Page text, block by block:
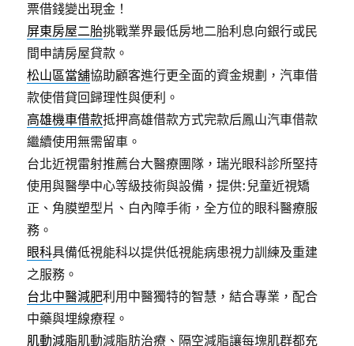
票借錢變出現金！
屏東房屋二胎挑戰業界最低房地二胎利息向銀行或民
間申請房屋貸款。
松山區當舖協助顧客進行更全面的資金規劃，汽車借
款使借貸回歸理性與便利。
高雄機車借款抵押高雄借款方式完款后鳳山汽車借款
繼續使用無需留車。
台北近視雷射推薦台大醫療團隊，瑞光眼科診所堅持
使用與醫學中心等級技術與設備，提供:兒童近視矯
正、角膜塑型片、白內障手術，全方位的眼科醫療服
務。
眼科具備低視能科以提供低視能病患視力訓練及重建
之服務。
台北中醫減肥利用中醫獨特的智慧，結合專業，配合
中藥與埋線療程。
肌動減脂肌動減脂肪治療、隔空減脂讓每塊肌群都充